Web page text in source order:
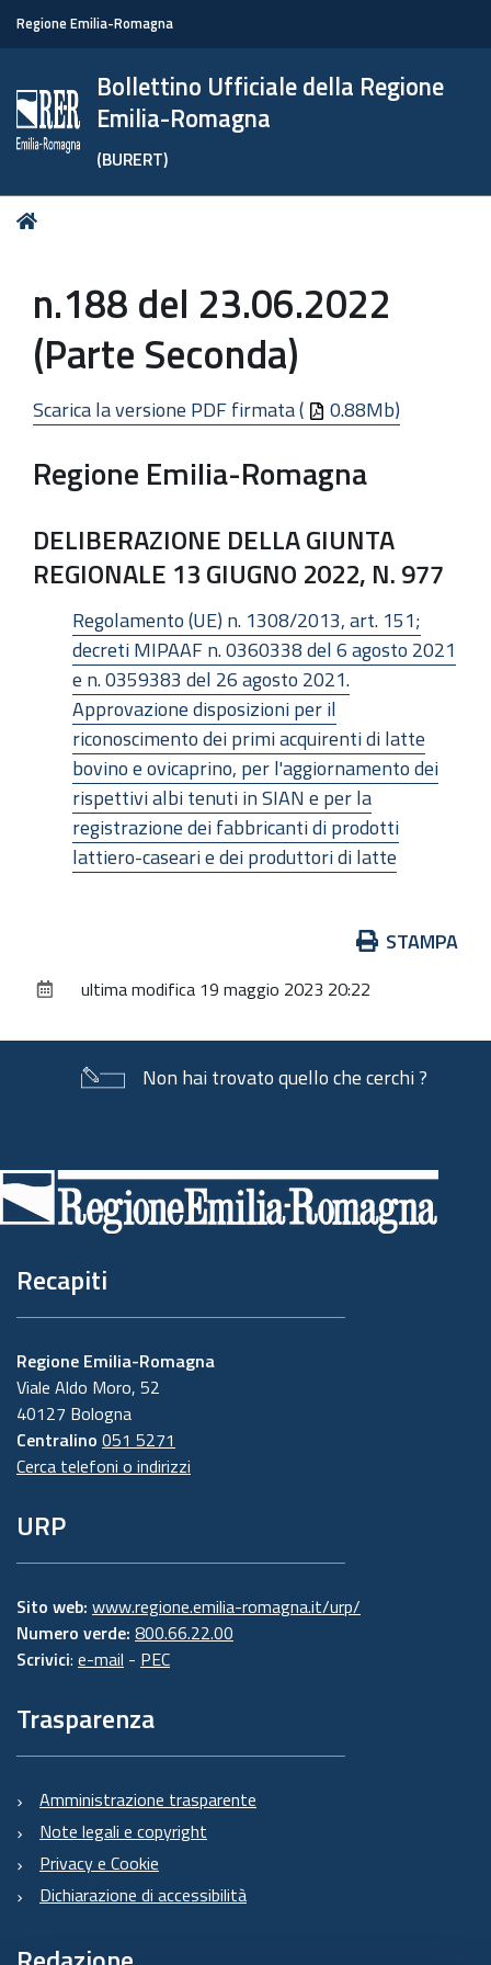
Regione Emilia-Romagna
Bollettino Ufficiale della Regione
Emilia-Romagna
(BURERT)
Tu
n.188 del 23.06.2022
(Parte Seconda)
Scarica la versione PDF firmata ( 0.88Mb)
Regione Emilia-Romagna
DELIBERAZIONE DELLA GIUNTA
REGIONALE 13 GIUGNO 2022, N. 977
Regolamento (UE) n. 1308/2013, art. 151;
decreti MIPAAF n. 0360338 del 6 agosto 2021
e n. 0359383 del 26 agosto 2021.
Approvazione disposizioni per il
riconoscimento dei primi acquirenti di latte
bovino e ovicaprino, per l'aggiornamento dei
rispettivi albi tenuti in SIAN e per la
registrazione dei fabbricanti di prodotti
lattiero-caseari e dei produttori di latte
documento
STAMPA
ultima modifica 19 maggio 2023 20:22
Non hai trovato quello che cerchi ?
di
pagina
Recapiti
Regione Emilia-Romagna
Viale Aldo Moro, 52
40127 Bologna
Centralino 051 5271
Cerca telefoni o indirizzi
URP
Sito web: www.regione.emilia-romagna.it/urp/
Numero verde: 800.66.22.00
Scrivici: e-mail - PEC
Trasparenza
Amministrazione trasparente
Note legali e copyright
Privacy e Cookie
Dichiarazione di accessibilità